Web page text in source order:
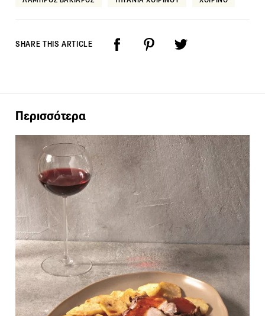
SHARE THIS ARTICLE
Περισσότερα